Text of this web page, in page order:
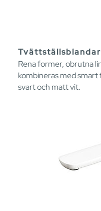
Rena former, obrutna
kombineras med
svart och matt vit.